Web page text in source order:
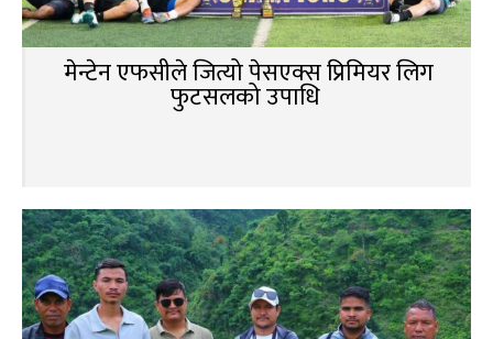
मेन्टेन एफसीले जित्यो पेसएक्स प्रिमियर लिग
फुटसलको उपाधि